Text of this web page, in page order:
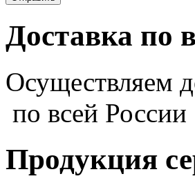
Доставка по
Осуществляем
по всей России
Продукция